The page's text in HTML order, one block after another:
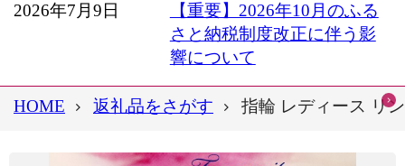
2026年7月9日
【重要】2026年10月のふる
さと納税制度改正に伴う影
響について
HOME 返礼品をさがす 指輪 レディース リ